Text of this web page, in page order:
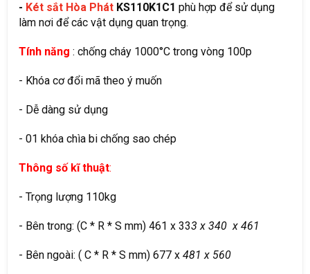
- Két sắt Hòa Phát KS110K1C1 phù hợp để sử dụng
làm nơi để các vật dụng quan trọng.
Tính năng : chống cháy 1000°C trong vòng 100p
- Khóa cơ đổi mã theo ý muốn
- Dễ dàng sử dụng
- 01 khóa chìa bi chống sao chép
Thông số kĩ thuật:
- Trọng lượng 110kg
- Bên trong: (C * R * S mm) 461 x 333 x 340 x 461
- Bên ngoài: ( C * R * S mm) 677 x 481 x 560